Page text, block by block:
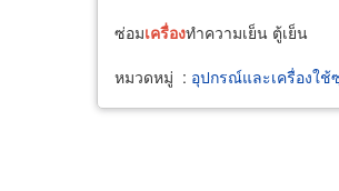
ซ่อมเครื่องทำความเย็น ตู้เย็น
หมวดหมู่ : อุปกรณ์และเครื่องใช้